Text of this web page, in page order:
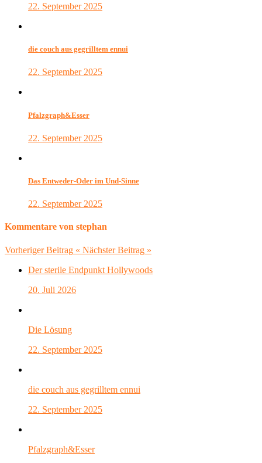
22. September 2025
die couch aus gegrilltem ennui
22. September 2025
Pfalzgraph&Esser
22. September 2025
Das Entweder-Oder im Und-Sinne
22. September 2025
Kommentare von stephan
Vorheriger Beitrag « Nächster Beitrag »
Der sterile Endpunkt Hollywoods
20. Juli 2026
Die Lösung
22. September 2025
die couch aus gegrilltem ennui
22. September 2025
Pfalzgraph&Esser